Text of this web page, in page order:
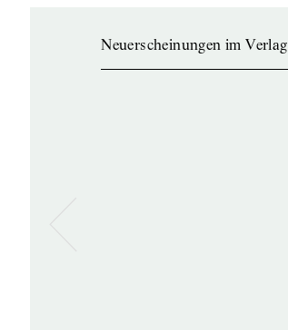
Neuerscheinungen im Verlag